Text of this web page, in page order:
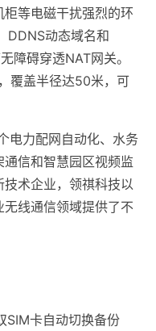
等电磁干扰强烈的环
DDNS动态域名和
障碍穿透NAT网关。
覆盖半径达50米，可
电力配网自动化、水务
信和智慧园区视频监
术企业，领祺科技以
线通信领域提供了不
卡自动切换备份